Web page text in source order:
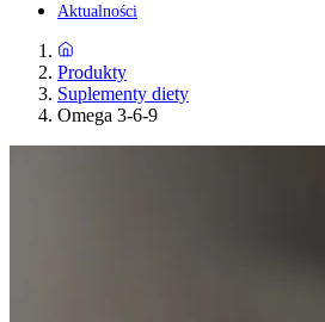
Aktualności
Produkty
Suplementy diety
Omega 3-6-9